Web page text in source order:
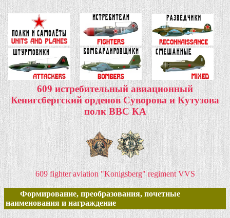
609 истребительный авиационный
Кенигсбергский орденов Суворова и Кутузова
полк ВВС КА
609 fighter aviation "Konigsberg" regiment VVS
Формирование, преобразования, почетные
наименования и награждение